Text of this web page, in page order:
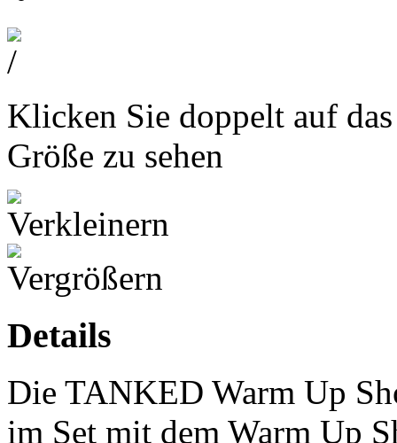
Klicken Sie doppelt auf
Größe zu sehen
Details
Die TANKED Warm Up
im Set mit dem Warm Up